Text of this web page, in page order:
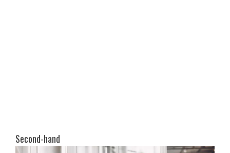
Second-hand